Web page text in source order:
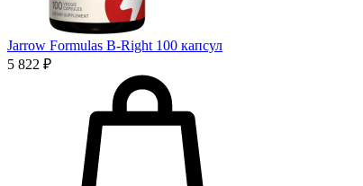
Jarrow Formulas B-Right 100 капсул
5 822 ₽